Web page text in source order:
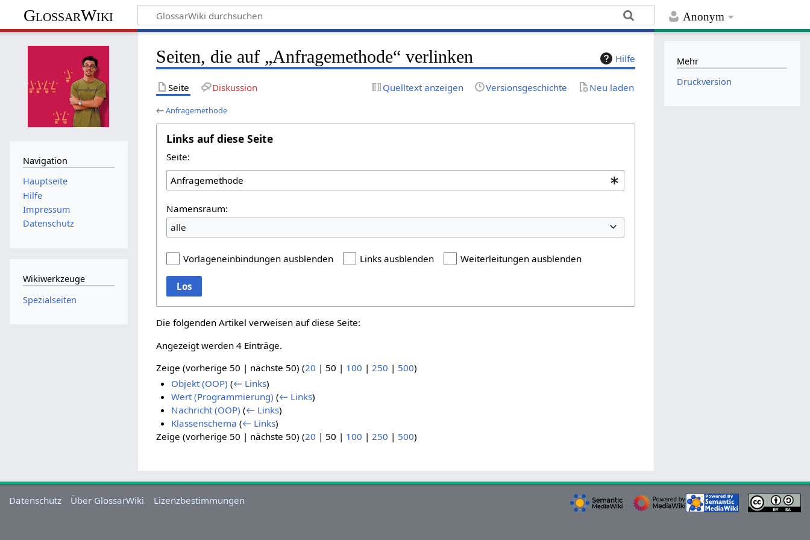
Anonym
GlossarWiki
Hilfe
Seiten, die auf „Anfragemethode“ verlinken
Seite Diskussion Quelltext anzeigen Versionsgeschichte Neu laden
←Anfragemethode
Links auf diese Seite
Seite:
Namensraum:
alle
Vorlageneinbindungen ausblenden Links ausblenden Weiterleitungen ausblenden
Los
Die folgenden Artikel verweisen auf diese Seite:
Angezeigt werden 4 Einträge.
Zeige (vorherige 50 | nächste 50) (20 | 50 | 100 | 250 | 500)
Objekt (OOP) (← Links)
Wert (Programmierung) (← Links)
Nachricht (OOP) (← Links)
Klassenschema (← Links)
Zeige (vorherige 50 | nächste 50) (20 | 50 | 100 |250 | 500)
Navigation
Hauptseite
Hilfe
Impressum
Datenschutz
Wikiwerkzeuge
Spezialseiten
Mehr
Druckversion
Datenschutz Über GlossarWiki Lizenzbestimmungen